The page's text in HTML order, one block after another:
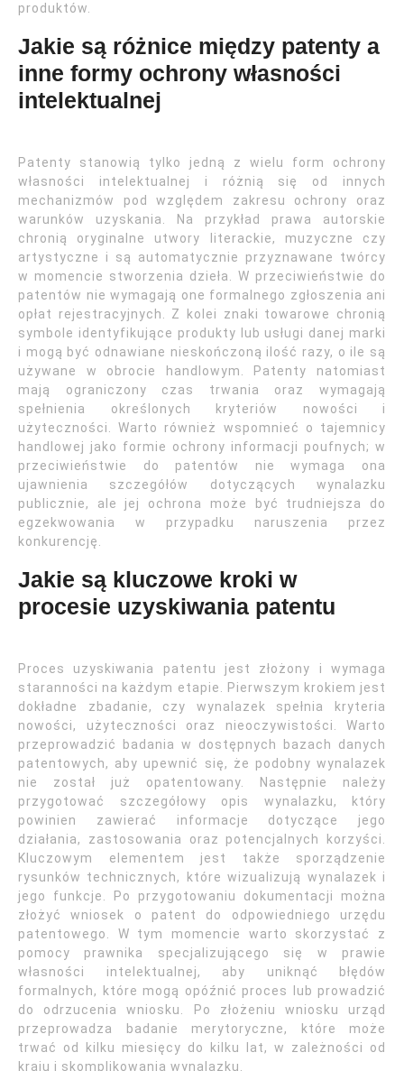
produktów.
Jakie są różnice między patenty a
inne formy ochrony własności
intelektualnej
Patenty stanowią tylko jedną z wielu form ochrony
własności intelektualnej i różnią się od innych
mechanizmów pod względem zakresu ochrony oraz
warunków uzyskania. Na przykład prawa autorskie
chronią oryginalne utwory literackie, muzyczne czy
artystyczne i są automatycznie przyznawane twórcy
w momencie stworzenia dzieła. W przeciwieństwie do
patentów nie wymagają one formalnego zgłoszenia ani
opłat rejestracyjnych. Z kolei znaki towarowe chronią
symbole identyfikujące produkty lub usługi danej marki
i mogą być odnawiane nieskończoną ilość razy, o ile są
używane w obrocie handlowym. Patenty natomiast
mają ograniczony czas trwania oraz wymagają
spełnienia określonych kryteriów nowości i
użyteczności. Warto również wspomnieć o tajemnicy
handlowej jako formie ochrony informacji poufnych; w
przeciwieństwie do patentów nie wymaga ona
ujawnienia szczegółów dotyczących wynalazku
publicznie, ale jej ochrona może być trudniejsza do
egzekwowania w przypadku naruszenia przez
konkurencję.
Jakie są kluczowe kroki w
procesie uzyskiwania patentu
Proces uzyskiwania patentu jest złożony i wymaga
staranności na każdym etapie. Pierwszym krokiem jest
dokładne zbadanie, czy wynalazek spełnia kryteria
nowości, użyteczności oraz nieoczywistości. Warto
przeprowadzić badania w dostępnych bazach danych
patentowych, aby upewnić się, że podobny wynalazek
nie został już opatentowany. Następnie należy
przygotować szczegółowy opis wynalazku, który
powinien zawierać informacje dotyczące jego
działania, zastosowania oraz potencjalnych korzyści.
Kluczowym elementem jest także sporządzenie
rysunków technicznych, które wizualizują wynalazek i
jego funkcje. Po przygotowaniu dokumentacji można
złożyć wniosek o patent do odpowiedniego urzędu
patentowego. W tym momencie warto skorzystać z
pomocy prawnika specjalizującego się w prawie
własności intelektualnej, aby uniknąć błędów
formalnych, które mogą opóźnić proces lub prowadzić
do odrzucenia wniosku. Po złożeniu wniosku urząd
przeprowadza badanie merytoryczne, które może
trwać od kilku miesięcy do kilku lat, w zależności od
kraju i skomplikowania wynalazku.